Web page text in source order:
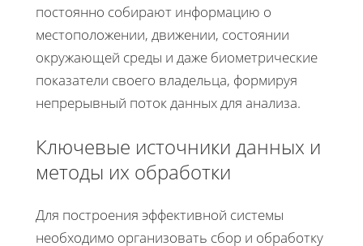
постоянно собирают информацию о
местоположении, движении, состоянии
окружающей среды и даже биометрические
показатели своего владельца, формируя
непрерывный поток данных для анализа.
Ключевые источники данных и
методы их обработки
Для построения эффективной системы
необходимо организовать сбор и обработку